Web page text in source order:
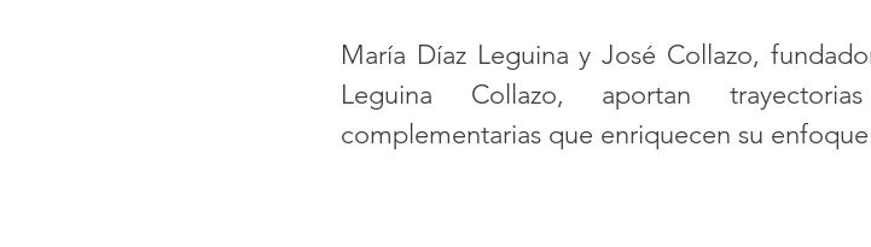
María Díaz Leguina y José Collazo,
Leguina Collazo, aportan
complementarias que enriquecen su